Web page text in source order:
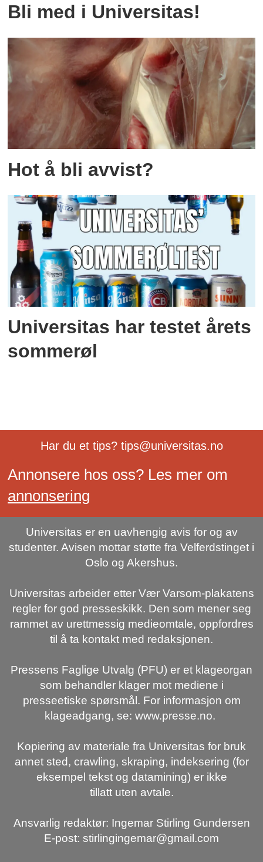
Bli med i Universitas!
Hot å bli avvist?
Universitas har testet årets
sommerøl
Har du et tips? tips@universitas.no
Annonsere hos oss? Les mer om
annonsering
Universitas er en uavhengig avis for og av
studenter. Avisen mottar støtte fra Velferdstinget i
Oslo og Akershus.
Universitas arbeider etter Vær Varsom-plakatens
regler for god presseskikk. Den som mener seg
rammet av urettmessig medieomtale, oppfordres
til å ta kontakt med redaksjonen.
Pressens Faglige Utvalg (PFU) er et klageorgan
som behandler klager mot mediene i
presseetiske spørsmål. For informasjon om
klageadgang, se: www.presse.no.
Kopiering av materiale fra Universitas for bruk
annet sted, crawling, skraping, indeksering (for
eksempel tekst og datamining) er ikke
tillatt uten avtale.
Ansvarlig redaktør: Ingemar Stirling Gundersen
E-post: stirlingingemar@gmail.com